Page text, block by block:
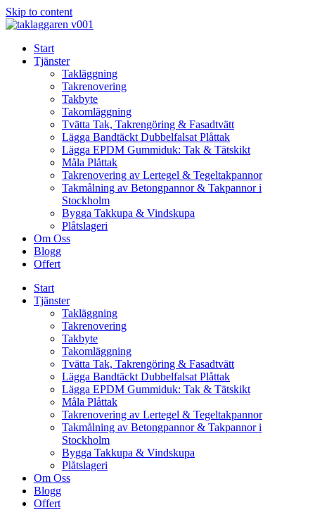
Skip to content
Start
Tjänster
Takläggning
Takrenovering
Takbyte
Takomläggning
Tvätta Tak, Takrengöring & Fasadtvätt
Lägga Bandtäckt Dubbelfalsat Plåttak
Lägga EPDM Gummiduk: Tak & Tätskikt
Måla Plåttak
Takrenovering av Lertegel & Tegeltakpannor
Takmålning av Betongpannor & Takpannor i
Stockholm
Bygga Takkupa & Vindskupa
Plåtslageri
Om Oss
Blogg
Offert
Start
Tjänster
Takläggning
Takrenovering
Takbyte
Takomläggning
Tvätta Tak, Takrengöring & Fasadtvätt
Lägga Bandtäckt Dubbelfalsat Plåttak
Lägga EPDM Gummiduk: Tak & Tätskikt
Måla Plåttak
Takrenovering av Lertegel & Tegeltakpannor
Takmålning av Betongpannor & Takpannor i
Stockholm
Bygga Takkupa & Vindskupa
Plåtslageri
Om Oss
Blogg
Offert